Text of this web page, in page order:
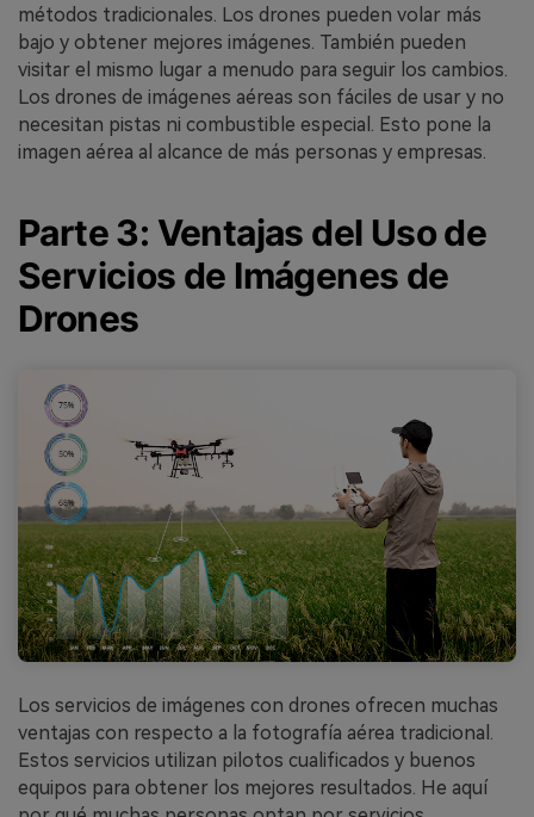
métodos tradicionales. Los drones pueden volar más
bajo y obtener mejores imágenes. También pueden
visitar el mismo lugar a menudo para seguir los cambios.
Los drones de imágenes aéreas son fáciles de usar y no
necesitan pistas ni combustible especial. Esto pone la
imagen aérea al alcance de más personas y empresas.
Parte 3: Ventajas del Uso de
Servicios de Imágenes de
Drones
Los servicios de imágenes con drones ofrecen muchas
ventajas con respecto a la fotografía aérea tradicional.
Estos servicios utilizan pilotos cualificados y buenos
equipos para obtener los mejores resultados. He aquí